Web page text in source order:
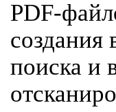
PDF-
создания
поиска и